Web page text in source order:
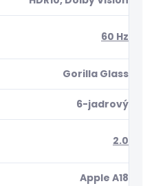
60 Hz
Gorilla Glass
6-jadrový
2.0
Apple A18